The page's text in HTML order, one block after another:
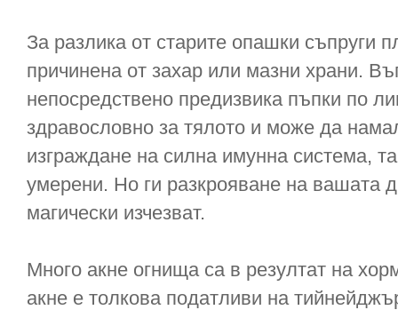
За разлика от старите опашки съпруги
причинена от захар или мазни храни.
непосредствено предизвика пъпки по
здравословно за тялото и може да
изграждане на силна имунна система,
умерени. Но ги разкрояване на вашата
магически изчезват.
Много акне огнища са в резултат на
акне е толкова податливи на